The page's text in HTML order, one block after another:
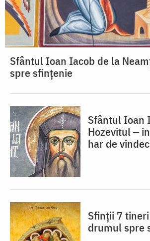
Sfântul Ioan Iacob de la
spre sfințenie
Sfântul Ioan
Hozevitul ‒
har de
Sfinții 7
drumul spre